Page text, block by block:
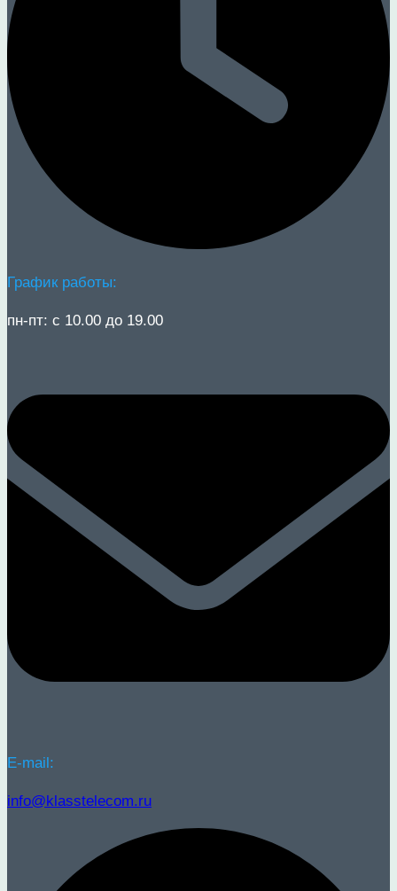
График работы:
пн-пт: с 10.00 до 19.00
E-mail:
info@klasstelecom.ru